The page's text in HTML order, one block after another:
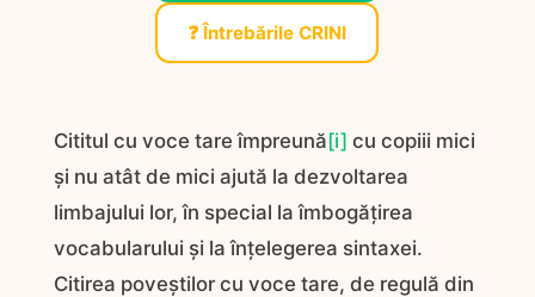
❓ Întrebările CRINI
Cititul cu voce tare împreună[i] cu copiii mici
și nu atât de mici ajută la dezvoltarea
limbajului lor, în special la îmbogățirea
vocabularului și la înțelegerea sintaxei.
Citirea poveștilor cu voce tare, de regulă din